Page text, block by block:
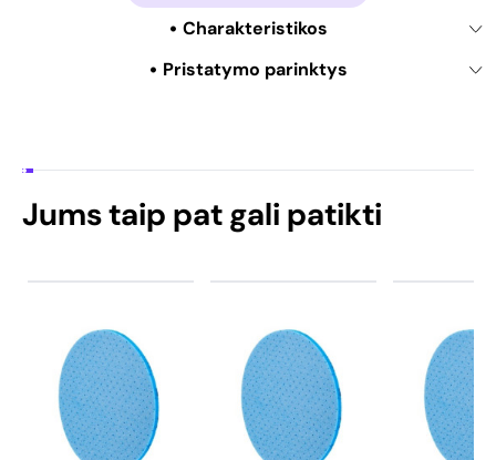
Charakteristikos
Pristatymo parinktys
Jums taip pat gali patikti